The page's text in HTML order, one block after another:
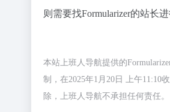
则需要找Formularizer的站长
本站上班人导航提供的
制，在2025年1月20日 上午11:10
除，上班人导航不承担任何责任。